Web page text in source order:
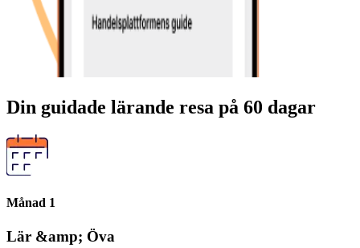
Din guidade lärande resa på 60 dagar
Månad 1
Lär &amp; Öva